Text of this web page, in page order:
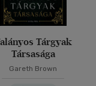
Tárgyak
Társasága
Gareth Brown